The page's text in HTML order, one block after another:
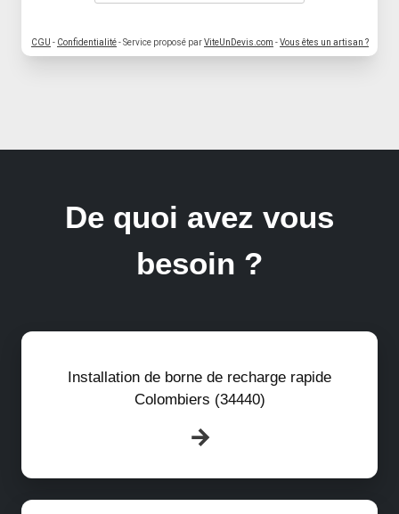
CGU - Confidentialité- Service proposé parViteUnDevis.com -Vous êtes un artisan ?
De quoi avez vous
besoin ?
Installation de borne de recharge rapide
Colombiers (34440)